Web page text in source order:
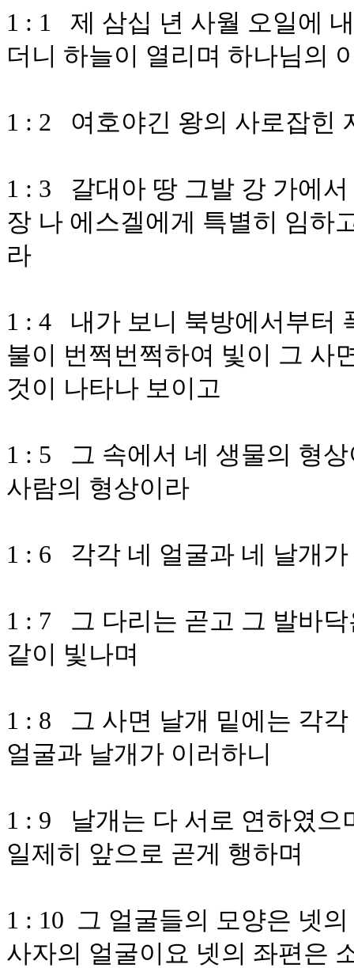
1 : 1 제 삼십 년 사월 오일에
더니 하늘이 열리며 하나님의
1 : 2 여호야긴 왕의 사로잡힌
1 : 3 갈대아 땅 그발 강 가에
장 나 에스겔에게 특별히 임하
라
1 : 4 내가 보니 북방에서부터
불이 번쩍번쩍하여 빛이 그 사
것이 나타나 보이고
1 : 5 그 속에서 네 생물의 형
사람의 형상이라
1 : 6 각각 네 얼굴과 네 날개가
1 : 7 그 다리는 곧고 그 발바
같이 빛나며
1 : 8 그 사면 날개 밑에는 각
얼굴과 날개가 이러하니
1 : 9 날개는 다 서로 연하였으
일제히 앞으로 곧게 행하며
1 : 10 그 얼굴들의 모양은 넷
사자의 얼굴이요 넷의 좌편은